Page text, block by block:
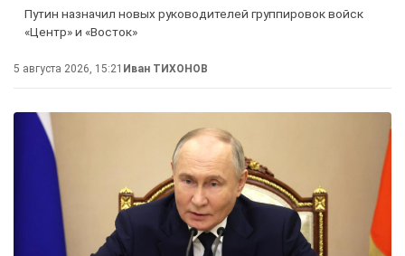
Путин назначил новых руководителей группировок войск
«Центр» и «Восток»
5 августа 2026, 15:21 Иван ТИХОНОВ